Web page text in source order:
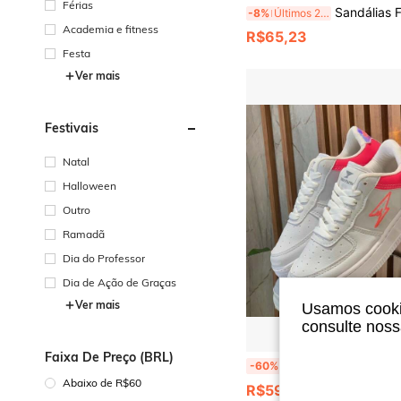
Férias
Academia e fitness
Festa
Ver mais
Festivais
Natal
Halloween
Outro
Ramadã
Dia do Professor
Dia de Ação de Graças
Ver mais
Faixa De Preço (BRL)
Abaixo de R$60
-8% Últimos 2 dias Sandálias Femininas Plus Size, Novas Sandálias Femininas de Verão com Bico Quadrado Prateado, Chinelos com Cadarço, Sola Macia
R$65,23
-60%
R$59,90
Usamos
consulte